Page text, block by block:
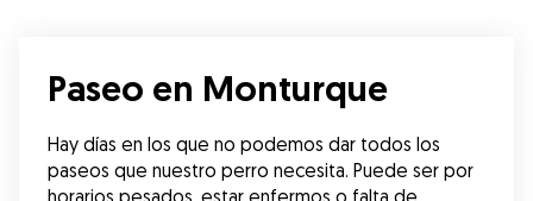
Paseo en Monturque
Hay días en los que no podemos dar todos los
paseos que nuestro perro necesita. Puede ser por
horarios pesados, estar enfermos o falta de